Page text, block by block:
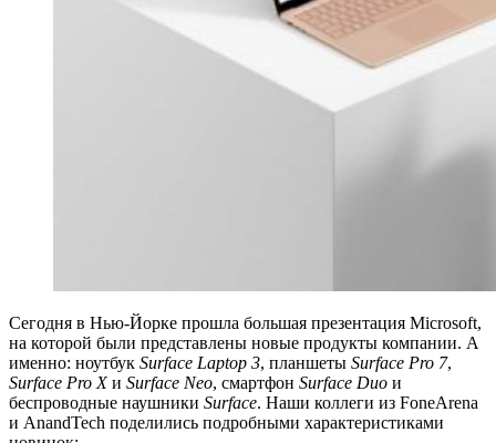
Сегодня в Нью-Йорке прошла большая презентация Microsoft,
на которой были представлены новые продукты компании. А
именно: ноутбук Surface Laptop 3, планшеты Surface Pro 7,
Surface Pro Xи Surface Neo, смартфон Surface Duo и
беспроводные наушники Surface. Наши коллеги из FoneArena
и AnandTech поделились подробными характеристиками